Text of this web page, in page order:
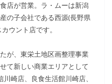
店が営業。ラ・ムーは新潟
の子会社である西源(長野県
ウント店です。
が、東栄土地区画整理事業
て新しい商業エリアとして
崎店、良食生活館川崎店、